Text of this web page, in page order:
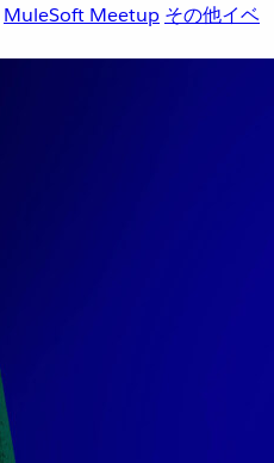
MuleSoft Meetup その他イベ